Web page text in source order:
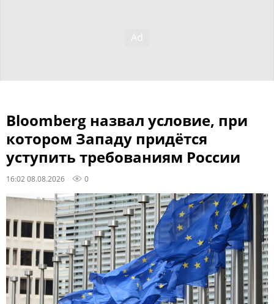
Bloomberg назвал условие, при
котором Западу придётся
уступить требованиям России
16:02 08.08.2026 0